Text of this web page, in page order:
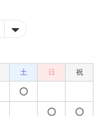
土 日 祝